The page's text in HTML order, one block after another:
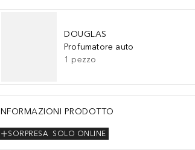
DOUGLAS
Profumatore auto
1 pezzo
PRODOTTO
SOLO ONLINE
SORPRESA